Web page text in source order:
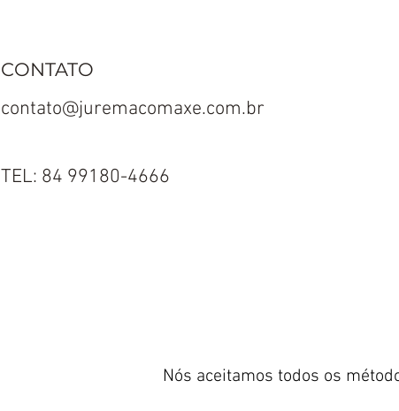
CONTATO
contato@juremacomaxe.com.br
TEL: 84 99180-4666
Nós aceitamos todos os